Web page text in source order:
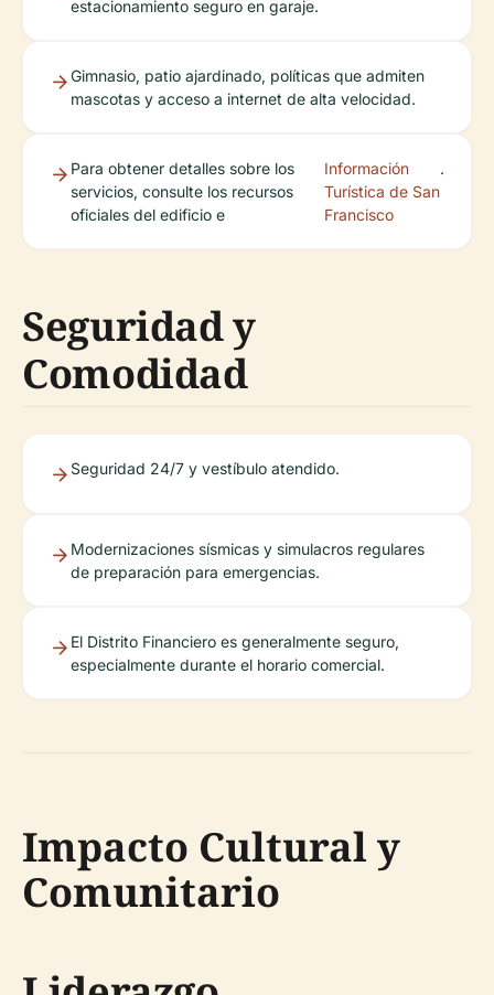
estacionamiento seguro en garaje.
Gimnasio, patio ajardinado, políticas que admiten
mascotas y acceso a internet de alta velocidad.
Para obtener detalles sobre los
servicios, consulte los recursos
oficiales del edificio e
Información
Turística de San
Francisco
.
Seguridad y
Comodidad
Seguridad 24/7 y vestíbulo atendido.
Modernizaciones sísmicas y simulacros regulares
de preparación para emergencias.
El Distrito Financiero es generalmente seguro,
especialmente durante el horario comercial.
Impacto Cultural y
Comunitario